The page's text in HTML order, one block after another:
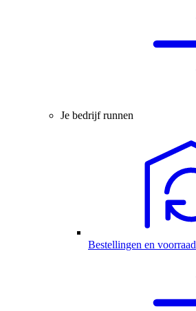
Je bedrijf runnen
Bestellingen en voorraad